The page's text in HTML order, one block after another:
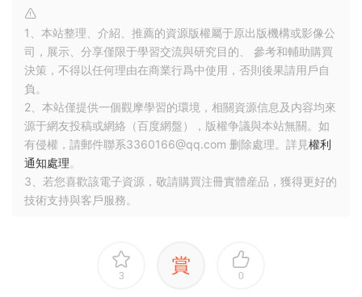
1、本站整理、介紹、推薦的資源版權屬于原出版機構或影像公
司，展示、分享僅限于學習交流與研究目的、 參考和輔助購買
決策，不得以任何理由在商業行爲中使用，否則後果請用戶自
負。
2、本站僅提供一個觀摩學習的環境，相關資源信息及内容均來
源于網友投稿或網絡（百度網盤），版權争議與本站無關。如
有侵權，請郵件聯系3360166@qq.com 删除處理。詳見權利
通知處理。
3、若您喜歡該電子資源，敬請購買注冊實體産品，獲得更好的
技術支持與客戶服務。
3 賞 0